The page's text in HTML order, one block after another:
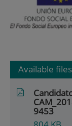
Available files
9453